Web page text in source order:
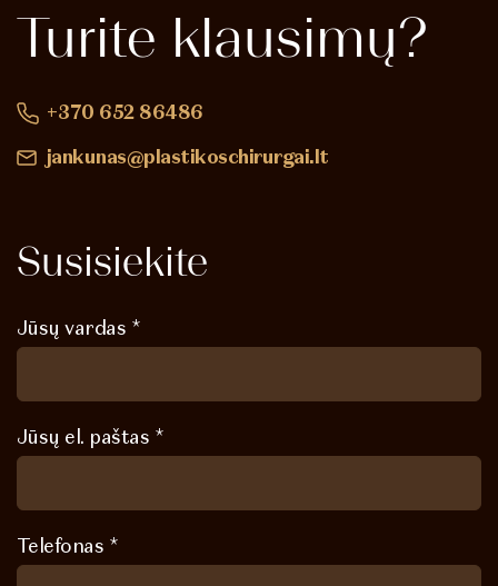
Turite klausimų?
+370 652 86486
jankunas@plastikoschirurgai.lt
Susisiekite
Jūsų vardas *
Jūsų el. paštas *
Telefonas *